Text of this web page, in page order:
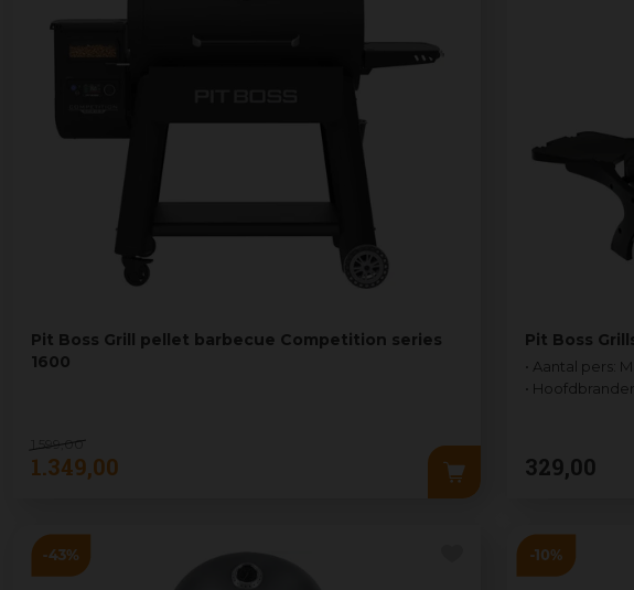
Pit Boss Grill pellet barbecue Competition series
1600
1.599 00
1.349,00
Pit Boss
• Aantal pers:
•
329,00